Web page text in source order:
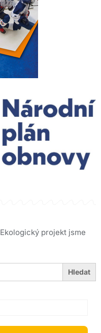
Ekologický projekt jsme